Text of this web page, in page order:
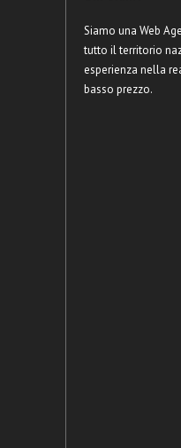
Siamo una Web
tutto il territorio
esperienza nella
basso prezzo.